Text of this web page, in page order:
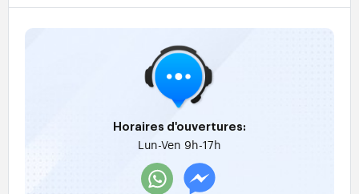
Horaires d'ouvertures:
Lun-Ven 9h-17h